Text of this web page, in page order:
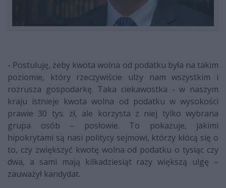
- Postuluję, żeby kwota wolna od podatku była na takim
poziomie, który rzeczywiście ulży nam wszystkim i
rozrusza gospodarkę. Taka ciekawostka - w naszym
kraju istnieje kwota wolna od podatku w wysokości
prawie 30 tys. zł, ale korzysta z niej tylko wybrana
grupa osób – posłowie. To pokazuje, jakimi
hipokrytami są nasi politycy sejmowi, którzy kłócą się o
to, czy zwiększyć kwotę wolna od podatku o tysiąc czy
dwa, a sami mają kilkadziesiąt razy większą ulgę –
zauważył kandydat.